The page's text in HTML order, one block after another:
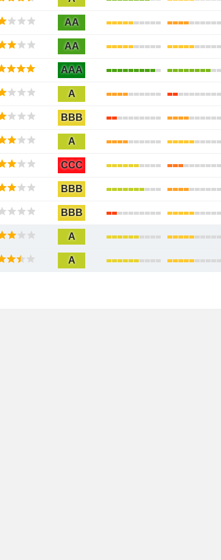
AA
AA
AAA
A
BBB
A
CCC
BBB
BBB
A
A